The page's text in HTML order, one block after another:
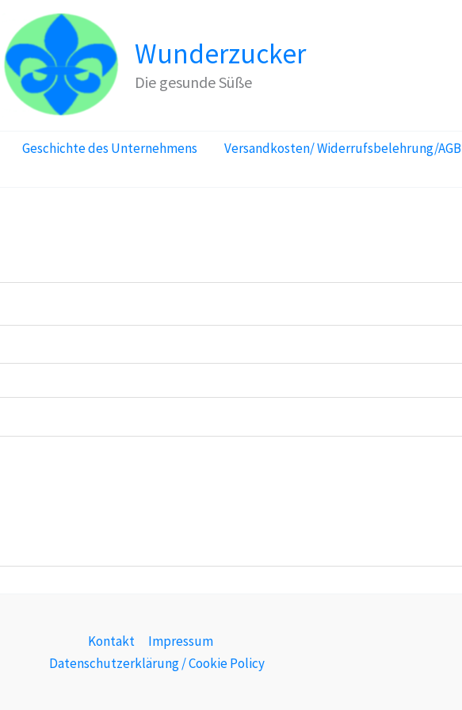
Wunderzucker
Die gesunde Süße
Geschichte des Unternehmens Versandkosten/ Widerrufsbelehrung/AGB
Kontakt
Impressum
Datenschutzerklärung / Cookie Policy